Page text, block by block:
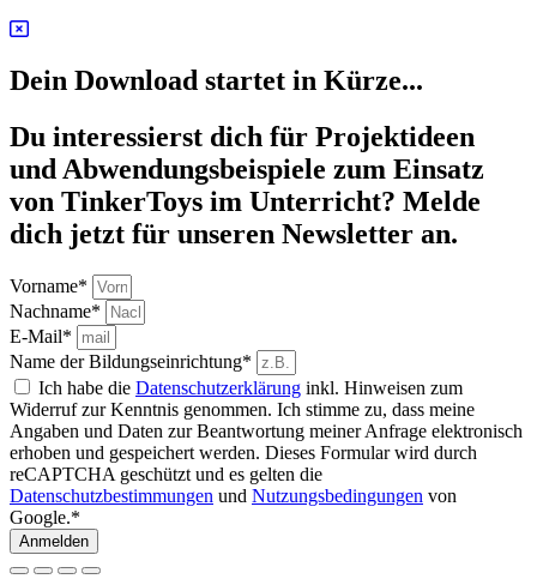
Dein Download startet in Kürze...
Du interessierst dich für Projektideen
und Abwendungsbeispiele zum Einsatz
von TinkerToys im Unterricht? Melde
dich jetzt für unseren Newsletter an.
Vorname*
Nachname*
E-Mail*
Name der Bildungseinrichtung*
Ich habe die Datenschutzerklärung inkl. Hinweisen zum
Widerruf zur Kenntnis genommen. Ich stimme zu, dass meine
Angaben und Daten zur Beantwortung meiner Anfrage elektronisch
erhoben und gespeichert werden. Dieses Formular wird durch
reCAPTCHA geschützt und es gelten die
Datenschutzbestimmungen und Nutzungsbedingungen von
Google.*
Anmelden